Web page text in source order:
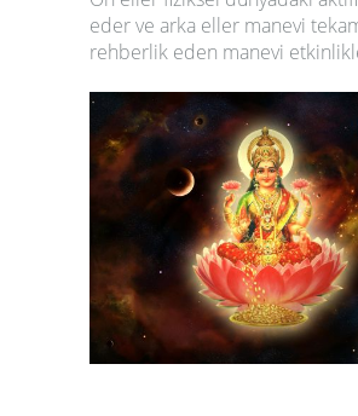
eder ve arka eller manevi
rehberlik eden manevi